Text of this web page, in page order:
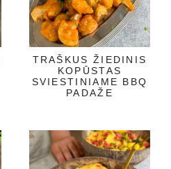
TRAŠKUS ŽIEDINIS
KOPŪSTAS
SVIESTINIAME BBQ
PADAŽE